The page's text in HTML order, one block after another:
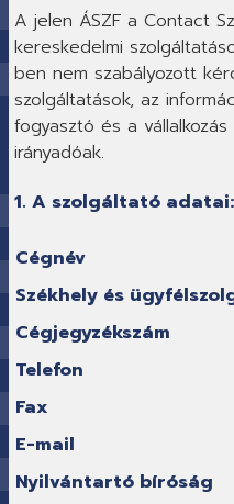
A jelen ÁSZF a Contact
kereskedelmi
ben nem szabályozott
szolgáltatások, az
fogyasztó és a
irányadóak.
1. A szolgáltató adatai:
Cégnév
Székhely és
Cégjegyzékszám
Telefon
Fax
E-mail
Nyilvántartó bíróság